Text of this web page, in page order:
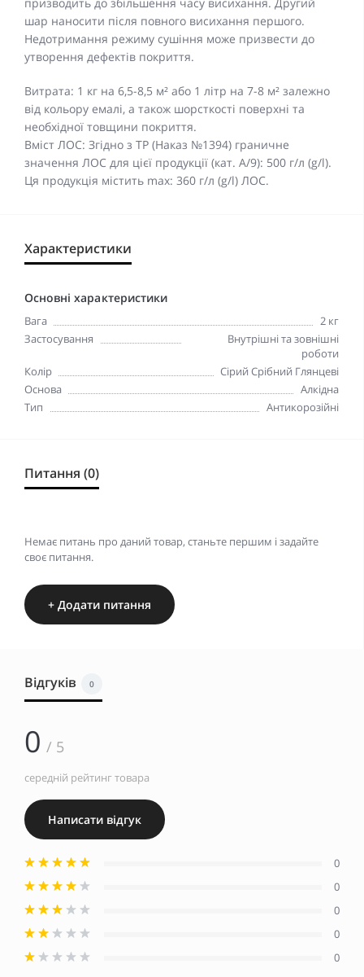
призводить до збільшення часу висихання. Другий
шар наносити після повного висихання першого.
Недотримання режиму сушіння може призвести до
утворення дефектів покриття.
Витрата: 1 кг на 6,5-8,5 м² або 1 літр на 7-8 м² залежно
від кольору емалі, а також шорсткості поверхні та
необхідної товщини покриття.
Вміст ЛОС: Згідно з ТР (Наказ №1394) граничне
значення ЛОС для цієї продукції (кат. А/9): 500 г/л (g/l).
Ця продукція містить max: 360 г/л (g/l) ЛОС.
Характеристики
Основні характеристики
Вага
2 кг
Застосування
Внутрішні та зовнішні
роботи
Колір
Сірий Срібний Глянцеві
Основа
Алкідна
Тип
Антикорозійні
Питання (0)
Немає питань про даний товар, станьте першим і задайте
своє питання.
+ Додати питання
Відгуків 0
0 / 5
середній рейтинг товара
Написати відгук
0
0
0
0
0